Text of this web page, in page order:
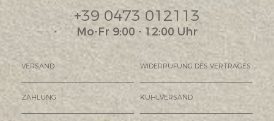
+39 0473 012113
Mo-Fr 9:00 - 12:00 Uhr
VERSAND WIDERRUFUNG DES VERTRAGES
ZAHLUNG KÜHLVERSAND